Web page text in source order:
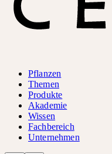
Pflanzen
Themen
Produkte
Akademie
Wissen
Fachbereich
Unternehmen